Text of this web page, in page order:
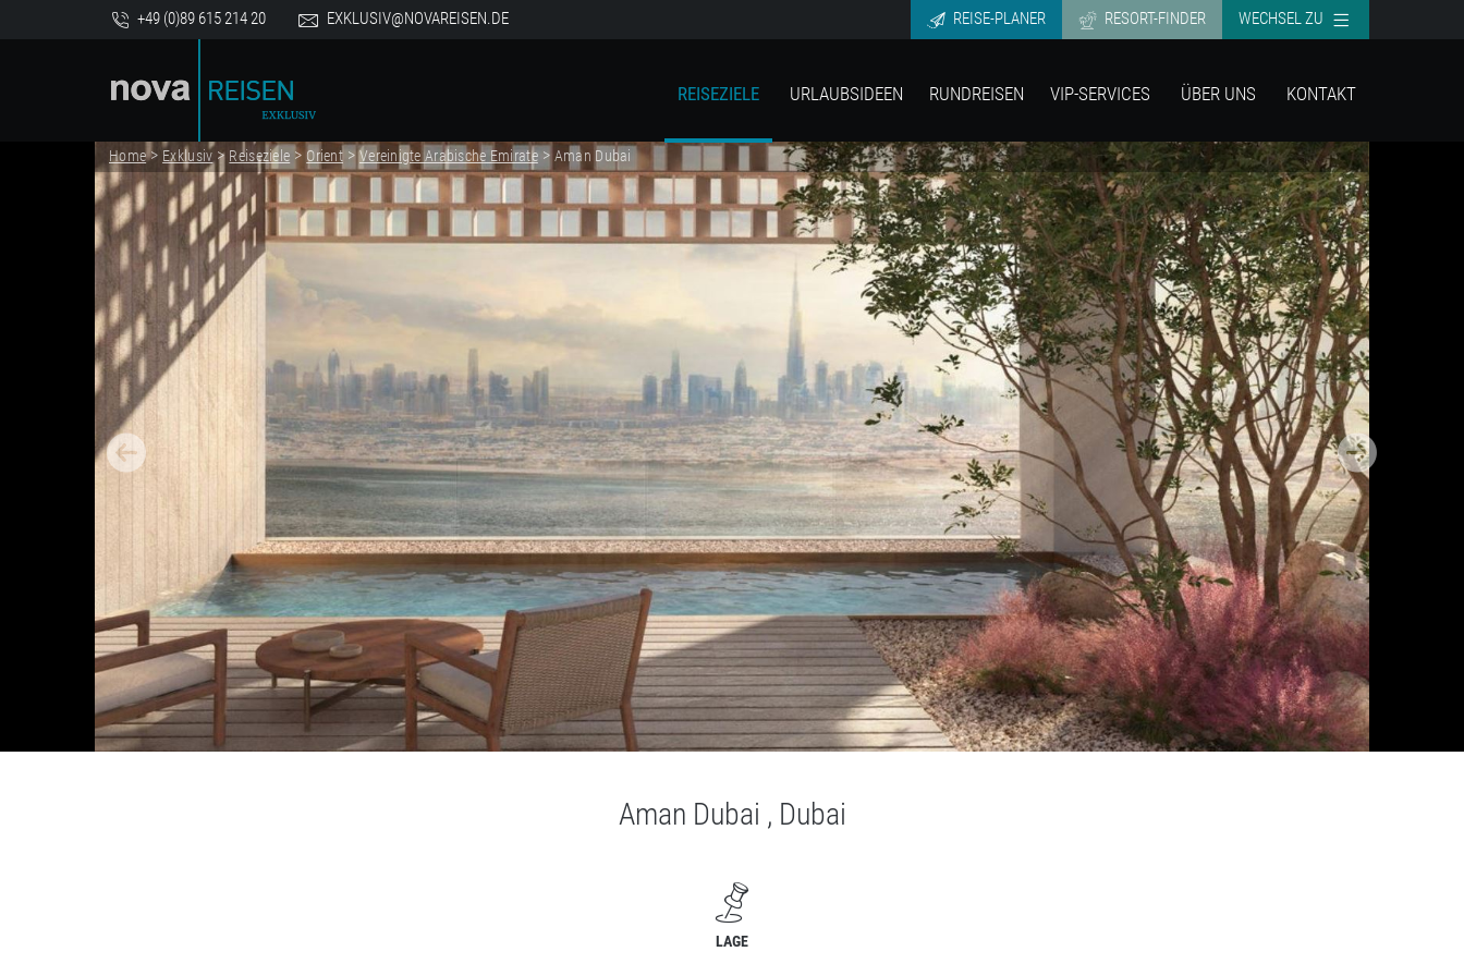
+49 (0)89 615 214 20 EXKLUSIV@NOVAREISEN.DE REISE-PLANER RESORT-FINDER WECHSEL ZU
REISEZIELE URLAUBSIDEEN RUNDREISEN VIP-SERVICES ÜBER UNS KONTAKT
Home>Exklusiv > Reiseziele > Orient>Vereinigte Arabische Emirate> Aman Dubai
Aman Dubai , Dubai
LAGE